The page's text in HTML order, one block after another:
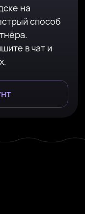
на
способ
в чат и